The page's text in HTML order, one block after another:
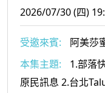
2026/07/30 (四)
受邀來賓:
阿美莎
本集主題:
1.部落
原民訊息 2.台北Taluan（部落經驗與文化）：原鄉百